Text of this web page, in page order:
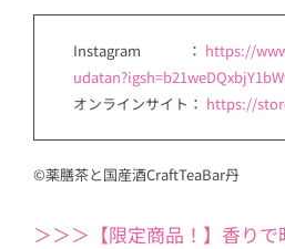
Instagram ： https://
オンラインサイト： https://
©薬膳茶と国産酒CraftTeaBar丹
＞＞＞【限定商品！】香り